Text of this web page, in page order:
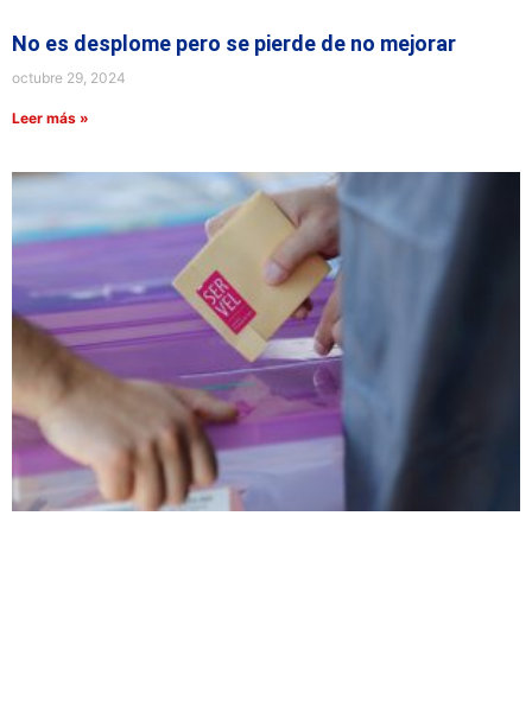
No es desplome pero se pierde de no mejorar
octubre 29, 2024
Leer más »